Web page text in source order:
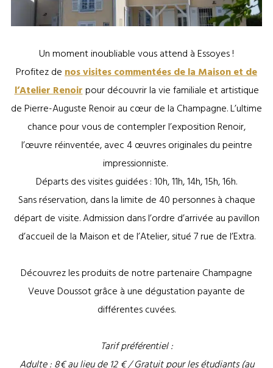
Un moment inoubliable vous attend à Essoyes !
Profitez denos visites commentées de la Maison et de
l’Atelier Renoirpour découvrir la vie familiale et artistique
de Pierre-Auguste Renoir au cœur de la Champagne. L’ultime
chance pour vous de contempler l’exposition Renoir,
l’œuvre réinventée, avec 4 œuvres originales du peintre
impressionniste.
Départs des visites guidées : 10h, 11h, 14h, 15h, 16h.
Sans réservation, dans la limite de 40 personnes à chaque
départ de visite. Admission dans l’ordre d’arrivée au pavillon
d’accueil de la Maison et de l’Atelier, situé 7 rue de l’Extra.
Découvrez les produits de notre partenaire Champagne
Veuve Doussot grâce à une dégustation payante de
différentes cuvées.
Tarif préférentiel :
Adulte : 8€ au lieu de 12 € / Gratuit pour les étudiants (au